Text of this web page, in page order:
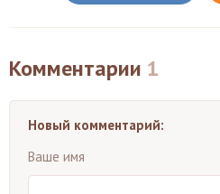
Комментарии 1
Новый комментарий:
Ваше имя